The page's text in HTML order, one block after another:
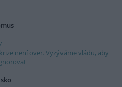
není over. Vyzýváme vládu, aby